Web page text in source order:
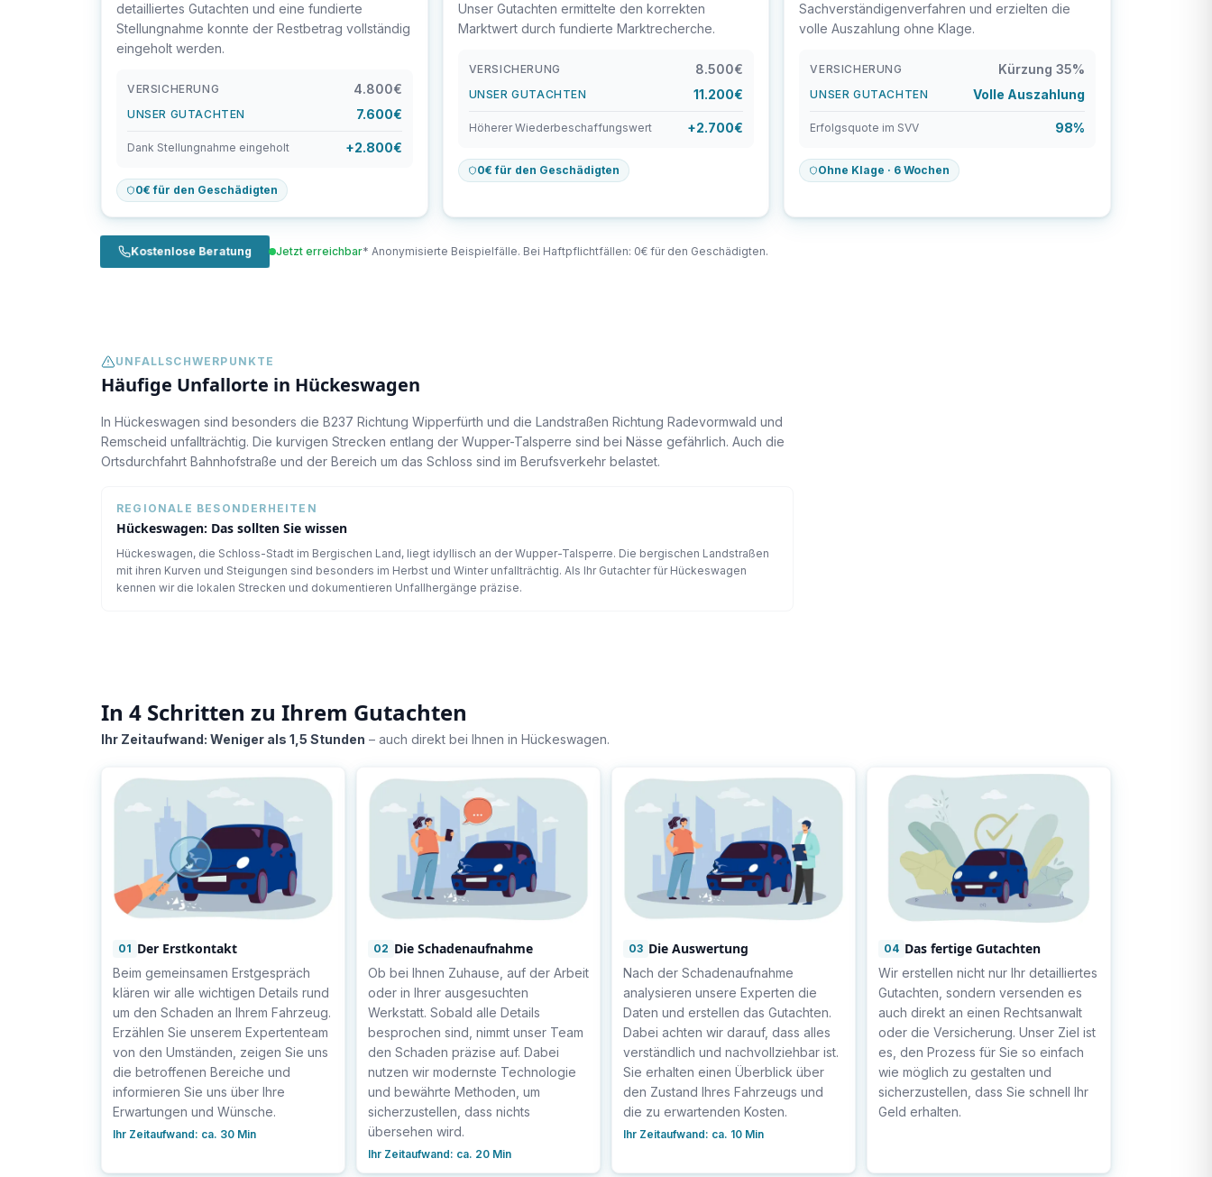
detailliertes Gutachten und eine fundierte
Stellungnahme konnte der Restbetrag vollständig
eingeholt werden.
VERSICHERUNG 4.800€
UNSER GUTACHTEN 7.600€
Dank Stellungnahme eingeholt +2.800€
0€ für den Geschädigten
Unser Gutachten ermittelte den korrekten
Marktwert durch fundierte Marktrecherche.
VERSICHERUNG 8.500€
UNSER GUTACHTEN 11.200€
Höherer Wiederbeschaffungswert +2.700€
0€ für den Geschädigten
Sachverständigenverfahren und erzielten die
volle Auszahlung ohne Klage.
VERSICHERUNG Kürzung 35%
UNSER GUTACHTEN Volle Auszahlung
Erfolgsquote im SVV 98%
Ohne Klage · 6 Wochen
Kostenlose Beratung Jetzt erreichbar* Anonymisierte Beispielfälle. Bei Haftpflichtfällen: 0€ für den Geschädigten.
UNFALLSCHWERPUNKTE
Häufige Unfallorte in Hückeswagen
In Hückeswagen sind besonders die B237 Richtung Wipperfürth und die Landstraßen Richtung Radevormwald und
Remscheid unfallträchtig. Die kurvigen Strecken entlang der Wupper-Talsperre sind bei Nässe gefährlich. Auch die
Ortsdurchfahrt Bahnhofstraße und der Bereich um das Schloss sind im Berufsverkehr belastet.
REGIONALE BESONDERHEITEN
Hückeswagen: Das sollten Sie wissen
Hückeswagen, die Schloss-Stadt im Bergischen Land, liegt idyllisch an der Wupper-Talsperre. Die bergischen Landstraßen
mit ihren Kurven und Steigungen sind besonders im Herbst und Winter unfallträchtig. Als Ihr Gutachter für Hückeswagen
kennen wir die lokalen Strecken und dokumentieren Unfallhergänge präzise.
In 4 Schritten zu Ihrem Gutachten
Ihr Zeitaufwand: Weniger als 1,5 Stunden – auch direkt bei Ihnen in Hückeswagen.
01 Der Erstkontakt
Beim gemeinsamen Erstgespräch
klären wir alle wichtigen Details rund
um den Schaden an Ihrem Fahrzeug.
Erzählen Sie unserem Expertenteam
von den Umständen, zeigen Sie uns
die betroffenen Bereiche und
informieren Sie uns über Ihre
Erwartungen und Wünsche.
Ihr Zeitaufwand: ca. 30 Min
02 Die Schadenaufnahme
Ob bei Ihnen Zuhause, auf der Arbeit
oder in Ihrer ausgesuchten
Werkstatt. Sobald alle Details
besprochen sind, nimmt unser Team
den Schaden präzise auf. Dabei
nutzen wir modernste Technologie
und bewährte Methoden, um
sicherzustellen, dass nichts
übersehen wird.
Ihr Zeitaufwand: ca. 20 Min
03 Die Auswertung
Nach der Schadenaufnahme
analysieren unsere Experten die
Daten und erstellen das Gutachten.
Dabei achten wir darauf, dass alles
verständlich und nachvollziehbar ist.
Sie erhalten einen Überblick über
den Zustand Ihres Fahrzeugs und
die zu erwartenden Kosten.
Ihr Zeitaufwand: ca. 10 Min
04 Das fertige Gutachten
Wir erstellen nicht nur Ihr detailliertes
Gutachten, sondern versenden es
auch direkt an einen Rechtsanwalt
oder die Versicherung. Unser Ziel ist
es, den Prozess für Sie so einfach
wie möglich zu gestalten und
sicherzustellen, dass Sie schnell Ihr
Geld erhalten.